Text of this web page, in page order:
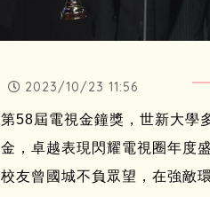
2023/10/23 11:56
第58屆電視金鐘獎，世新大學
金，卓越表現閃耀電視圈年度
校友曾國城不負眾望，在強敵